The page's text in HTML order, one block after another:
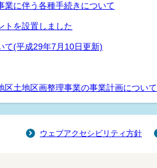
業に伴う各種手続きについて
トを設置しました
て(平成29年7月10日更新)
土地区画整理事業の事業計画について
ウェブアクセシビリティ方針